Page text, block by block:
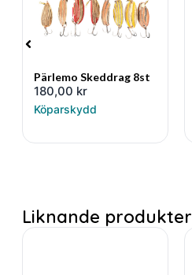
Pärlemo Skeddrag 8st
180,00 kr
Köparskydd
Liknande produkter